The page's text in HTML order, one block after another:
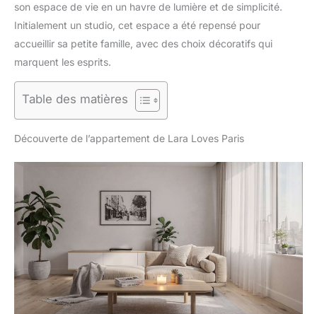
son espace de vie en un havre de lumière et de simplicité.
Initialement un studio, cet espace a été repensé pour
accueillir sa petite famille, avec des choix décoratifs qui
marquent les esprits.
Table des matières
Découverte de l’appartement de Lara Loves Paris